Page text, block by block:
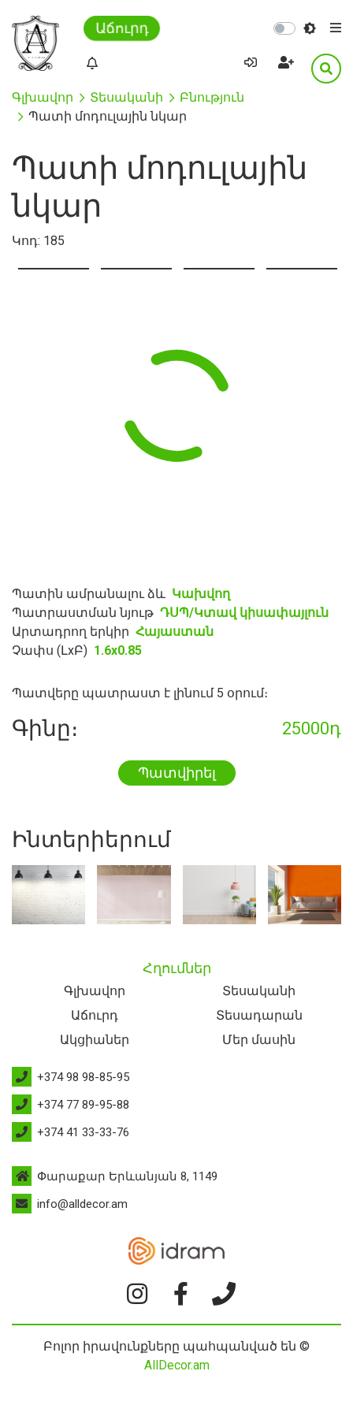
Աճուրդ
Գլխավոր Տեսականի
Բնություն
Պատի մոդուլային նկար
Պատի մոդուլային
նկար
Կոդ: 185
Պատին ամրանալու ձև Կախվող
Պատրաստման նյութ ԴՍՊ/Կտավ կիսափայլուն
Արտադրող երկիր Հայաստան
Չափս (ԼxԲ) 1.6x0.85
Պատվերը պատրաստ է լինում 5 օրում։
Գինը։ 25000դ
Պատվիրել
Ինտերիերում
Հղումներ
Գլխավոր
Տեսականի
Աճուրդ
Տեսադարան
Ակցիաներ
Մեր մասին
+374 98 98-85-95
+374 77 89-95-88
+374 41 33-33-76
Փարաքար Երևանյան 8, 1149
info@alldecor.am
Բոլոր իրավունքները պահպանված են ©
AllDecor.am